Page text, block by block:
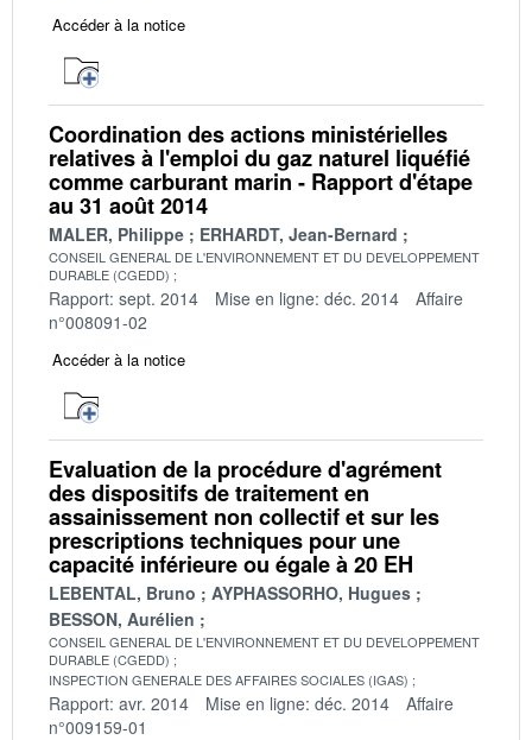
Accéder à la notice
Coordination des actions ministérielles
relatives à l'emploi du gaz naturel liquéfié
comme carburant marin - Rapport d'étape
au 31 août 2014
MALER, Philippe ERHARDT, Jean-Bernard
CONSEIL GENERAL DE L'ENVIRONNEMENT ET DU DEVELOPPEMENT
DURABLE (CGEDD)
Rapport: sept. 2014 Mise en ligne: déc. 2014
Affaire
n°008091-02
Accéder à la notice
Evaluation de la procédure d'agrément
des dispositifs de traitement en
assainissement non collectif et sur les
prescriptions techniques pour une
capacité inférieure ou égale à 20 EH
LEBENTAL, Bruno
AYPHASSORHO, Hugues
BESSON, Aurélien
CONSEIL GENERAL DE L'ENVIRONNEMENT ET DU DEVELOPPEMENT
DURABLE (CGEDD)
INSPECTION GENERALE DES AFFAIRES SOCIALES (IGAS)
Rapport: avr. 2014 Mise en ligne: déc. 2014
Affaire
n°009159-01